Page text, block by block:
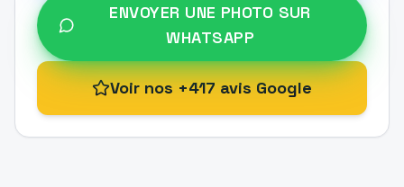
ENVOYER UNE PHOTO SUR
WHATSAPP
Voir nos +417 avis Google